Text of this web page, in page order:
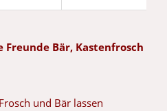
Freunde Bär, Kastenfrosch
und Bär lassen